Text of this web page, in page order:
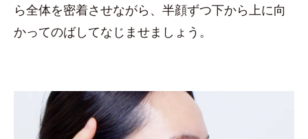
ら全体を密着させながら、半顔ずつ下から上に向
かってのばしてなじませましょう。